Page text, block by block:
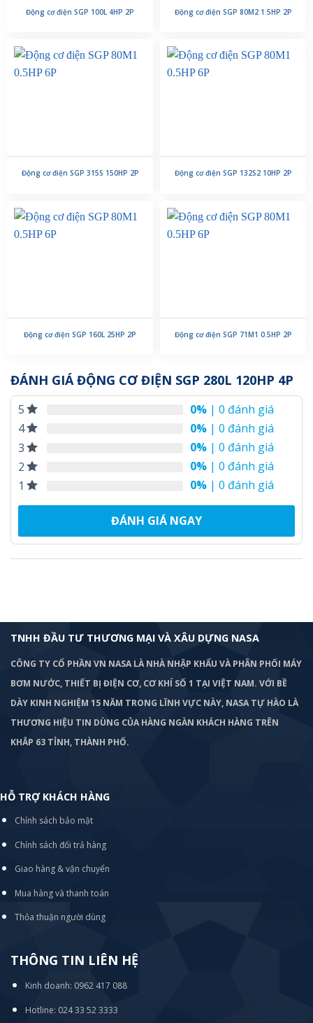
Động cơ điện SGP 100L 4HP 2P Động cơ điện SGP 80M2 1.5HP 2P
Động cơ điện SGP 315S 150HP 2P Động cơ điện SGP 132S2 10HP 2P
Động cơ điện SGP 160L 25HP 2P Động cơ điện SGP 71M1 0.5HP 2P
ĐÁNH GIÁ ĐỘNG CƠ ĐIỆN SGP 280L 120HP 4P
5 0% | 0 đánh giá
4
0% | 0 đánh giá
3
0% | 0 đánh giá
2
0% | 0 đánh giá
1
0% | 0 đánh giá
ĐÁNH GIÁ NGAY
TNHH ĐẦU TƯ THƯƠNG MẠI VÀ XÂU DỰNG NASA
CÔNG TY CỔ PHẦN VN NASA LÀ NHÀ NHẬP KHẨU VÀ PHÂN PHỐI MÁY
BƠM NƯỚC, THIẾT BỊ ĐIỆN CƠ, CƠ KHÍ SỐ 1 TẠI VIỆT NAM. VỚI BỀ
DÀY KINH NGHIỆM 15 NĂM TRONG LĨNH VỰC NÀY, NASA TỰ HÀO LÀ
THƯƠNG HIỆU TIN DÙNG CỦA HÀNG NGÀN KHÁCH HÀNG TRÊN
KHẮP 63 TỈNH, THÀNH PHỐ.
HỖ TRỢ KHÁCH HÀNG
Chính sách bảo mật
Chính sách đổi trả hàng
Giao hàng & vận chuyển
Mua hàng và thanh toán
Thỏa thuận người dùng
THÔNG TIN LIÊN HỆ
Kinh doanh: 0962 417 088
Hotline: 024 33 52 3333